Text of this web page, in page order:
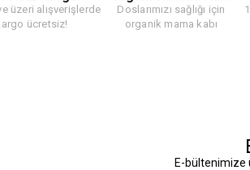
üzeri alışverişlerde
ücretsiz!
Doslarımızı sağlığı için
organik mama kabı
E-bültenimize